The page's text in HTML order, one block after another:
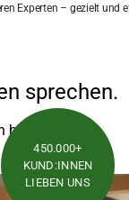
Experten – gezielt und
sprechen.
450.000+
KUND:INNEN
LIEBEN UNS